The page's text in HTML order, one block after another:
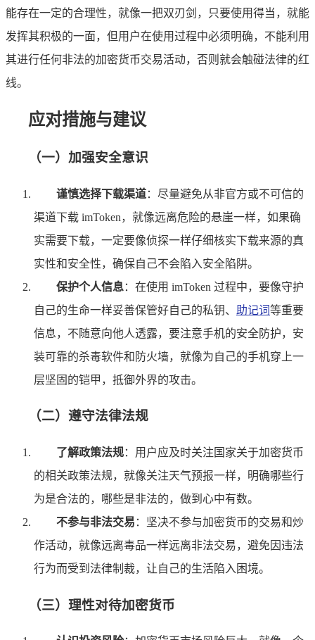
能存在一定的合理性，就像一把双刃剑，只要使用得当，就能
发挥其积极的一面，但用户在使用过程中必须明确，不能利用
其进行任何非法的加密货币交易活动，否则就会触碰法律的红
线。
应对措施与建议
（一）加强安全意识
谨慎选择下载渠道：尽量避免从非官方或不可信的
渠道下载 imToken，就像远离危险的悬崖一样，如果确
实需要下载，一定要像侦探一样仔细核实下载来源的真
实性和安全性，确保自己不会陷入安全陷阱。
保护个人信息：在使用 imToken 过程中，要像守护
自己的生命一样妥善保管好自己的私钥、 助记词等重要
信息，不随意向他人透露，要注意手机的安全防护，安
装可靠的杀毒软件和防火墙，就像为自己的手机穿上一
层坚固的铠甲，抵御外界的攻击。
（二）遵守法律法规
了解政策法规：用户应及时关注国家关于加密货币
的相关政策法规，就像关注天气预报一样，明确哪些行
为是合法的，哪些是非法的，做到心中有数。
不参与非法交易 ：坚决不参与加密货币的交易和炒
作活动，就像远离毒品一样远离非法交易，避免因违法
行为而受到法律制裁，让自己的生活陷入困境。
（三）理性对待加密货币